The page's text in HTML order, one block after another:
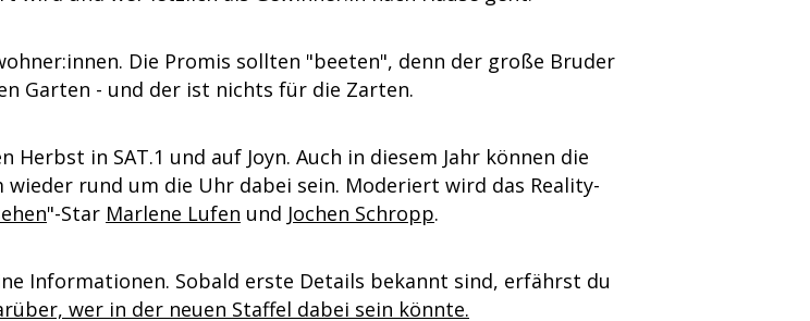
Die Promis sollten "beeten", denn der große Bruder
Garten - und der ist nichts für die Zarten.
in SAT.1 und auf Joyn. Auch in diesem Jahr können die
wieder rund um die Uhr dabei sein. Moderiert wird das Reality-
"-Star Marlene Lufen und Jochen Schropp.
Informationen. Sobald erste Details bekannt sind, erfährst du
wer in der neuen Staffel dabei sein könnte.